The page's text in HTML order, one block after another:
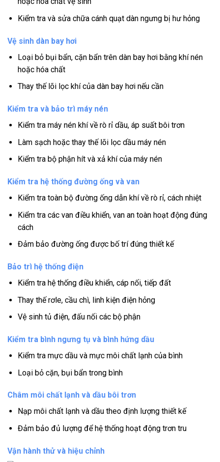
Kiểm tra và sửa chữa cánh quạt dàn ngưng bị hư hỏng
Vệ sinh dàn bay hơi
Loại bỏ bụi bẩn, cặn bẩn trên dàn bay hơi bằng khí nén
hoặc hóa chất
Thay thế lõi lọc khí của dàn bay hơi nếu cần
Kiểm tra và bảo trì máy nén
Kiểm tra máy nén khí về rò rỉ dầu, áp suất bôi trơn
Làm sạch hoặc thay thế lõi lọc dầu máy nén
Kiểm tra bộ phận hít và xả khí của máy nén
Kiểm tra hệ thống đường ống và van
Kiểm tra toàn bộ đường ống dẫn khí về rò rỉ, cách nhiệt
Kiểm tra các van điều khiển, van an toàn hoạt động đúng
cách
Đảm bảo đường ống được bố trí đúng thiết kế
Bảo trì hệ thống điện
Kiểm tra hệ thống điều khiển, cáp nối, tiếp đất
Thay thế rơle, cầu chì, linh kiện điện hỏng
Vệ sinh tủ điện, đấu nối các bộ phận
Kiểm tra bình ngưng tụ và bình hứng dầu
Kiểm tra mực dầu và mực môi chất lạnh của bình
Loại bỏ cặn, bụi bẩn trong bình
Châm môi chất lạnh và dầu bôi trơn
Nạp môi chất lạnh và dầu theo định lượng thiết kế
Đảm bảo đủ lượng để hệ thống hoạt động trơn tru
Vận hành thử và hiệu chỉnh